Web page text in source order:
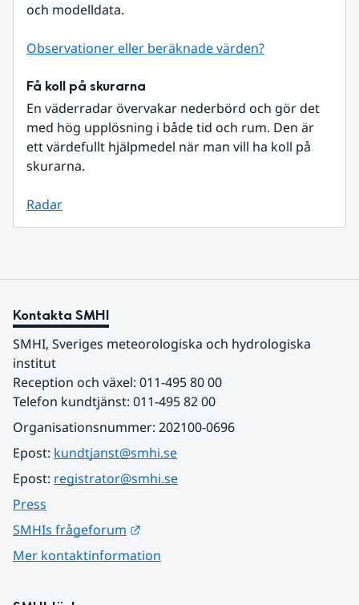
och modelldata.
Observationer eller beräknade värden?
Få koll på skurarna
En väderradar övervakar nederbörd och gör det
med hög upplösning i både tid och rum. Den är
ett värdefullt hjälpmedel när man vill ha koll på
skurarna.
Radar
Kontakta SMHI
SMHI, Sveriges meteorologiska och hydrologiska
institut
Reception och växel: 011-495 80 00
Telefon kundtjänst: 011-495 82 00
Organisationsnummer: 202100-0696
Epost: kundtjanst@smhi.se
Epost: registrator@smhi.se
Press
SMHIs frågeforum
Mer kontaktinformation